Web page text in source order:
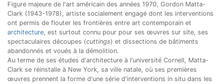
Figure majeure de l'art américain des années 1970, Gordon Matta-
Clark (1943-1978), artiste socialement engagé dont les interventions
ont permis de flouter les frontières entre art contemporain et
architecture, est surtout connu pour pour ses œuvres sur site, ses
spectaculaires découpes (cuttings) et dissections de bâtiments
abandonnés et voués à la démolition.
Au terme de ses études d'architecture à l'université Cornell, Matta-
Clark se réinstalle à New York, sa ville natale, où ses premières
œuvres prennent la forme d'une série d'interventions in situ dans les